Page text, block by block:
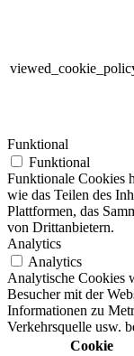
Funktional
Funktional
Funktionale Cookies
wie das Teilen des
Plattformen, das
von Drittanbietern.
Analytics
Analytics
Analytische Cookies
Besucher mit der
Informationen zu
Verkehrsquelle usw.
Cookie